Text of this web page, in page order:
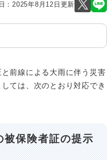
：2025年8月12日更新
前線による大雨に伴う災害
ては、次のとおり対応でき
被保険者証の提示